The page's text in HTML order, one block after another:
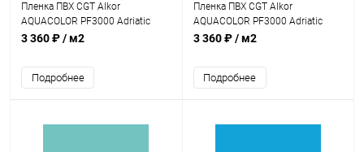
Пленка ПВХ CGT Alkor
AQUACOLOR PF3000 Adriatic
Blue 1,5мм 25х1,65м (4K000002)
3 360 ₽/ м2
Подробнее
Пленка ПВХ CGT Alkor
AQUACOLOR PF3000 Adriatic
Blue 1,5мм 25х2,05м (4K000004)
3 360 ₽/ м2
Подробнее